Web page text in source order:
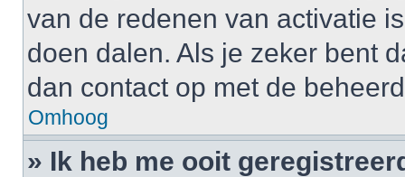
van de redenen van activatie
doen dalen. Als je zeker bent
dan contact op met de
Omhoog
» Ik heb me ooit